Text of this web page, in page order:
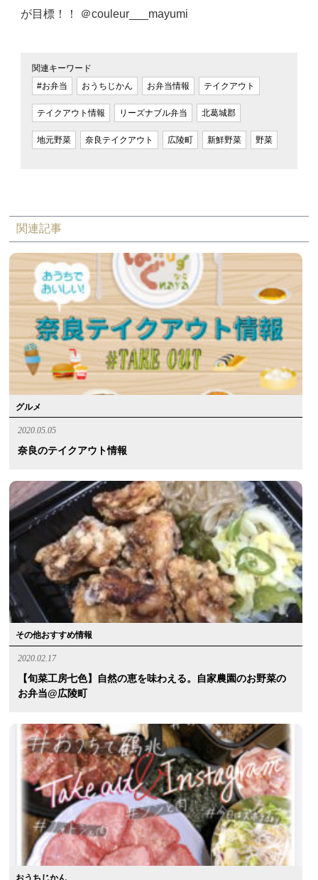
が目標！！ ＠couleur___mayumi
関連キーワード
#お弁当
おうちじかん お弁当情報 テイクアウト
テイクアウト情報 リーズナブル弁当 北葛城郡
地元野菜 奈良テイクアウト 広陵町 新鮮野菜 野菜
関連記事
グルメ
2020.05.05
奈良のテイクアウト情報
その他おすすめ情報
2020.02.17
【旬菜工房七色】自然の恵を味わえる。自家農園のお野菜の
お弁当@広陵町